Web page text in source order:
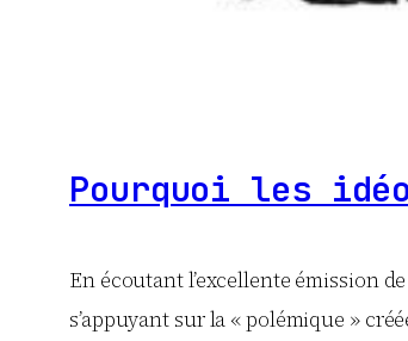
Pourquoi les
En écoutant l’excellente émission de
s’appuyant sur la « polémique »